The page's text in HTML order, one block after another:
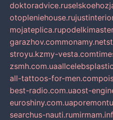
doktoradvice.ru
otopleniehouse.ru
mojateplica.ru
garazhov.commonamy.net
stroyu.kzmy-vesta.com
zsmh.com.ua
all-tattoos-for-men.com
best-radio.com.uaost-
euroshiny.com.ua
searchus-nauti.ru